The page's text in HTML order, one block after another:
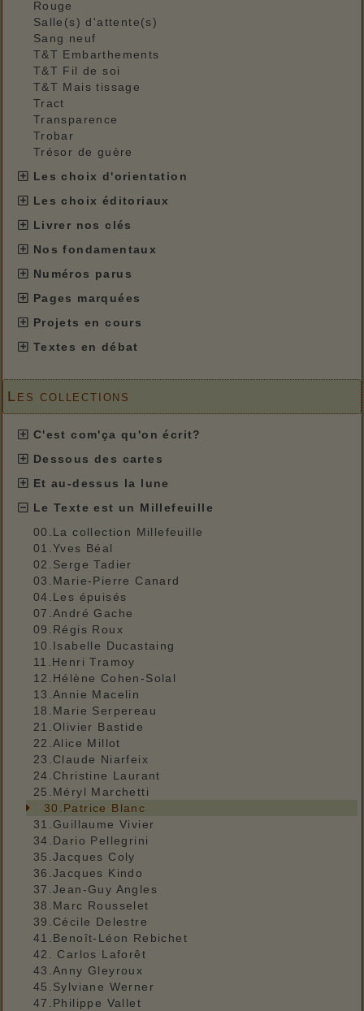
Rouge
Salle(s) d'attente(s)
Sang neuf
T&T Embarthements
T&T Fil de soi
T&T Mais tissage
Tract
Transparence
Trobar
Trésor de guère
Les choix d'orientation
Les choix éditoriaux
Livrer nos clés
Nos fondamentaux
Numéros parus
Pages marquées
Projets en cours
Textes en débat
Les collections
C'est com'ça qu'on écrit?
Dessous des cartes
Et au-dessus la lune
Le Texte est un Millefeuille
00.La collection Millefeuille
01.Yves Béal
02.Serge Tadier
03.Marie-Pierre Canard
04.Les épuisés
07.André Gache
09.Régis Roux
10.Isabelle Ducastaing
11.Henri Tramoy
12.Hélène Cohen-Solal
13.Annie Macelin
18.Marie Serpereau
21.Olivier Bastide
22.Alice Millot
23.Claude Niarfeix
24.Christine Laurant
25.Méryl Marchetti
30.Patrice Blanc
31.Guillaume Vivier
34.Dario Pellegrini
35.Jacques Coly
36.Jacques Kindo
37.Jean-Guy Angles
38.Marc Rousselet
39.Cécile Delestre
41.Benoît-Léon Rebichet
42. Carlos Laforêt
43.Anny Gleyroux
45.Sylviane Werner
47.Philippe Vallet